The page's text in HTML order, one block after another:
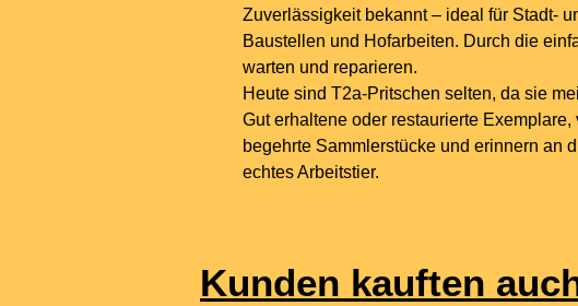
Zuverlässigkeit bekannt – ideal für Stadt-
Baustellen und Hofarbeiten. Durch die
warten und reparieren.
Heute sind T2a-Pritschen selten, da sie
Gut erhaltene oder restaurierte Exemplare,
begehrte Sammlerstücke und erinnern an
echtes Arbeitstier.
Kunden kauften